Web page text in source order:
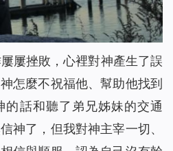
屢挫敗，心裡對神產生了誤
怎麼不祝福他、幫助他找到
的話和聽了弟兄姊妹的交通
神了，但我對神主宰一切、